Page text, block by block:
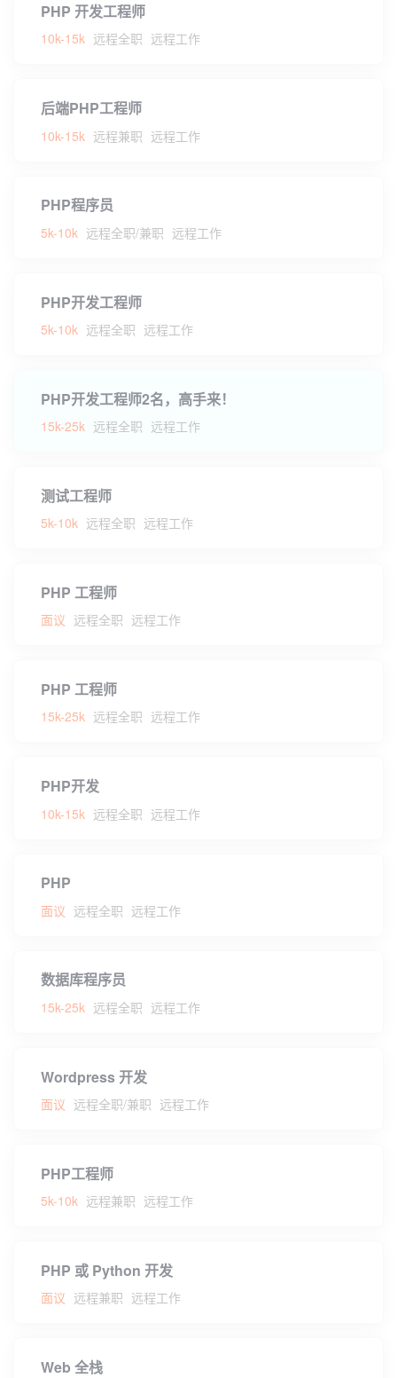
PHP 开发工程师
10k-15k 远程全职 远程工作
后端PHP工程师
10k-15k 远程兼职 远程工作
PHP程序员
5k-10k 远程全职/兼职 远程工作
PHP开发工程师
5k-10k 远程全职 远程工作
PHP开发工程师2名，高手来！
15k-25k 远程全职 远程工作
测试工程师
5k-10k 远程全职 远程工作
PHP 工程师
面议 远程全职 远程工作
PHP 工程师
15k-25k 远程全职 远程工作
PHP开发
10k-15k 远程全职 远程工作
PHP
面议 远程全职 远程工作
数据库程序员
15k-25k 远程全职 远程工作
Wordpress 开发
面议 远程全职/兼职 远程工作
PHP工程师
5k-10k 远程兼职 远程工作
PHP 或 Python 开发
面议 远程兼职 远程工作
Web 全栈